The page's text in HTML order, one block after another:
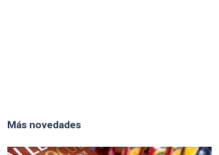
Más novedades